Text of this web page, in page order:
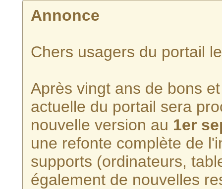
Annonce
Chers usagers du portail
Après vingt ans de bons
actuelle du portail sera
nouvelle version au 1er
une refonte complète de
supports (ordinateurs,
également de nouvelles